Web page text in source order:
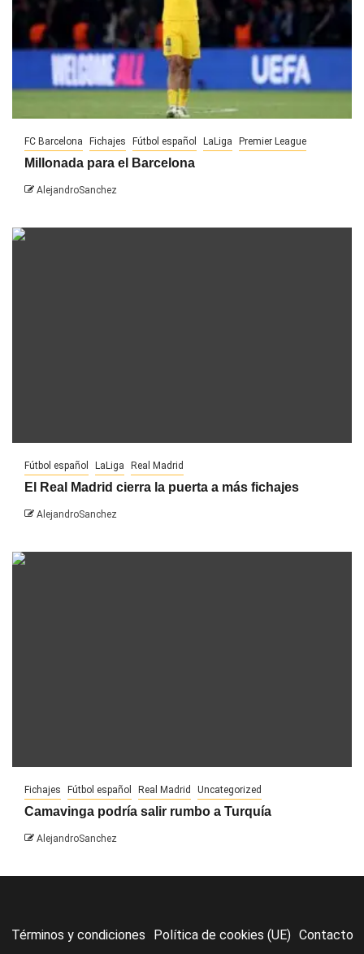
FC Barcelona Fichajes Fútbol español LaLiga Premier League
Millonada para el Barcelona
AlejandroSanchez
Fútbol español LaLiga Real Madrid
El Real Madrid cierra la puerta a más fichajes
AlejandroSanchez
Fichajes Fútbol español Real Madrid Uncategorized
Camavinga podría salir rumbo a Turquía
AlejandroSanchez
Términos y condiciones Política de cookies (UE) Contacto